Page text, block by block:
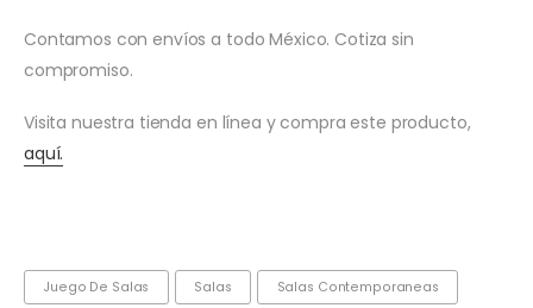
Contamos con envíos a todo México. Cotiza sin
compromiso.
Visita nuestra tienda en línea y compra este producto,
aquí.
Juego De Salas Salas Salas Contemporaneas